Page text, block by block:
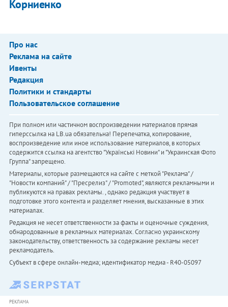
Корниенко
Про нас
Реклама на сайте
Ивенты
Редакция
Политики и стандарты
Пользовательское соглашение
При полном или частичном воспроизведении материалов прямая
гиперссылка на LB.ua обязательна! Перепечатка, копирование,
воспроизведение или иное использование материалов, в которых
содержится ссылка на агентство "Українськi Новини" и "Украинская Фото
Группа" запрещено.
Материалы, которые размещаются на сайте с меткой "Реклама" /
"Новости компаний" / "Пресрелиз" / "Promoted", являются рекламными и
публикуются на правах рекламы. , однако редакция участвует в
подготовке этого контента и разделяет мнения, высказанные в этих
материалах.
Редакция не несет ответственности за факты и оценочные суждения,
обнародованные в рекламных материалах. Согласно украинскому
законодательству, ответственность за содержание рекламы несет
рекламодатель.
Субъект в сфере онлайн-медиа; идентификатор медиа - R40-05097
РЕКЛАМА